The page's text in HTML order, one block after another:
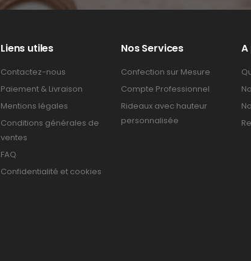
Liens utiles
Contactez-nous
Paiement & Livraison
Mentions légales
Conditions générales de
ventes
FAQ
Confidentialité et cookies
Nos Services
Confection sur Mesure
Compte Professionnel
Rideaux avec hauteur
personnalisée